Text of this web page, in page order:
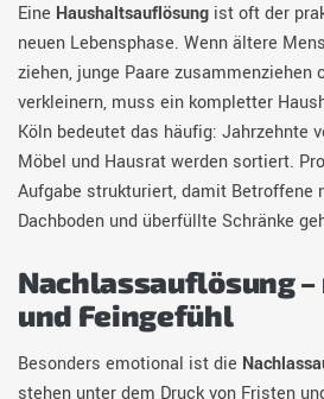
Eine Haushaltsauflösung ist oft der
neuen Lebensphase. Wenn ältere
ziehen, junge Paare zusammenziehen
verkleinern, muss ein kompletter
Köln bedeutet das häufig: Jahrzehnte
Möbel und Hausrat werden sortiert.
Aufgabe strukturiert, damit Betroffene
Dachboden und überfüllte Schränke
Nachlassauflösung
und Feingefühl
Besonders emotional ist die
stehen unter dem Druck von Fristen